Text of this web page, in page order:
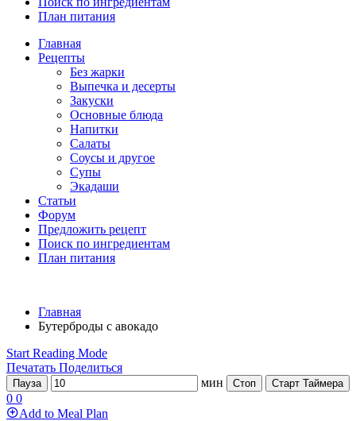
План питания
Главная
Рецепты
Без жарки
Выпечка и десерты
Закуски
Основные блюда
Напитки
Салаты
Соусы и другое
Супы
Экадаши
Статьи
Форум
Предложить рецепт
Поиск по ингредиентам
План питания
Главная
Бутерброды с авокадо
Start Reading Mode
Печатать Поделиться
Пауза мин Стоп Старт Таймера
0 0
Add to Meal Plan